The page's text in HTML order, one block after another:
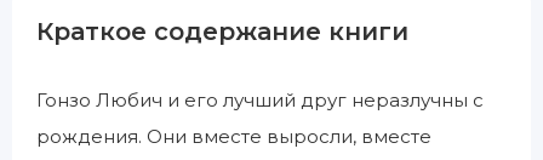
Краткое содержание книги
Гонзо Любич и его лучший друг неразлучны с
рождения. Они вместе выросли, вместе